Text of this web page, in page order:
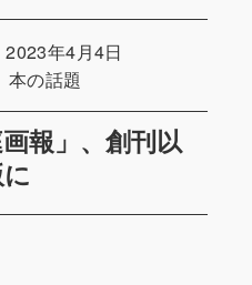
報」、創刊以
日
2023年4月4日
カテゴリー
本の話題